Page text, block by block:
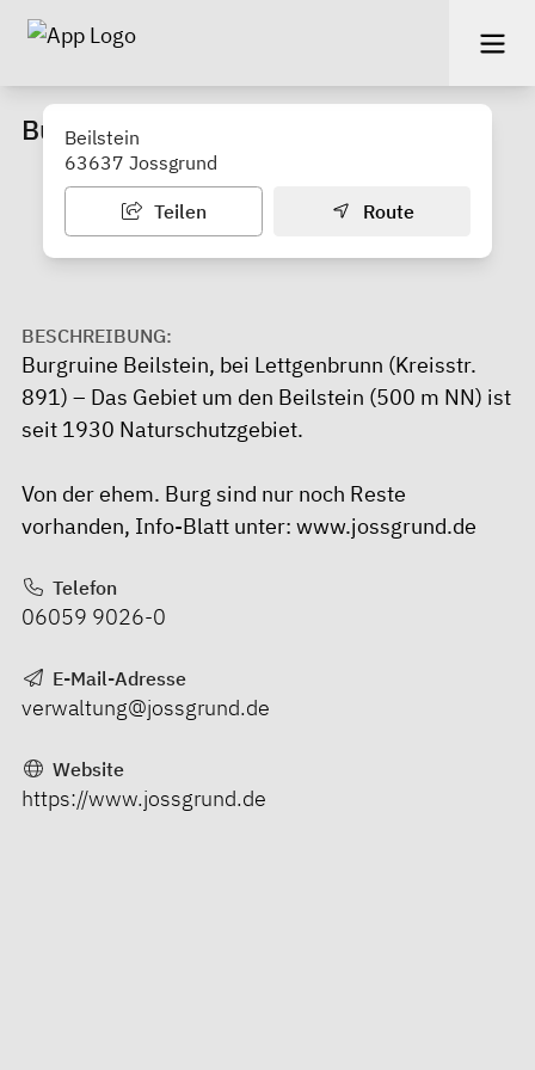
Burgruine Beilstein
Beilstein
63637 Jossgrund
Teilen Route
BESCHREIBUNG:
Burgruine Beilstein, bei Lettgenbrunn (Kreisstr.
891) – Das Gebiet um den Beilstein (500 m NN) ist
seit 1930 Naturschutzgebiet.
Von der ehem. Burg sind nur noch Reste
vorhanden, Info-Blatt unter: www.jossgrund.de
Telefon
06059 9026-0
E-Mail-Adresse
verwaltung@jossgrund.de
Website
https://www.jossgrund.de